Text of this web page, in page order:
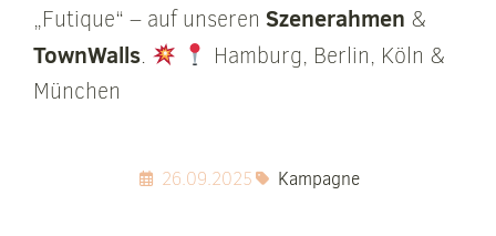
„Futique“ – auf unseren Szenerahmen &
TownWalls.
Hamburg, Berlin, Köln &
München
26.09.2025 Kampagne